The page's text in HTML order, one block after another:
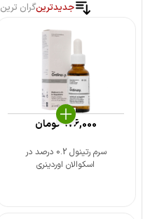
جدیدترینگران ترین
سرم رتینول 0.2 درصد در
اسکوالان اوردینری
976,000تومان